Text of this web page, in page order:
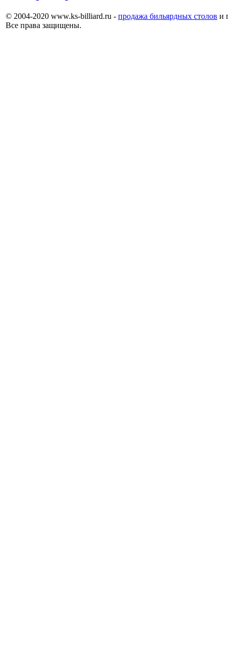
© 2004-2020 www.ks-billiard.ru - продажа бильярдных столов и
Все права защищены.